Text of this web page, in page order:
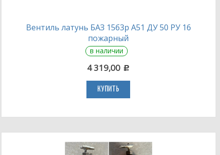
Вентиль латунь БАЗ 15б3р А51 ДУ 50 РУ 16
пожарный
в наличии
4 319,00 c
КУПИТЬ